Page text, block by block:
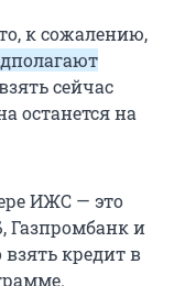
к сожалению,
сейчас
останется на
ИЖС — это
Газпромбанк и
кредит в